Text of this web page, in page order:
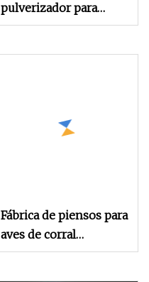
pulverizador para
diferentes materiales
Fábrica de piensos para
aves de corral
Maquinaria de